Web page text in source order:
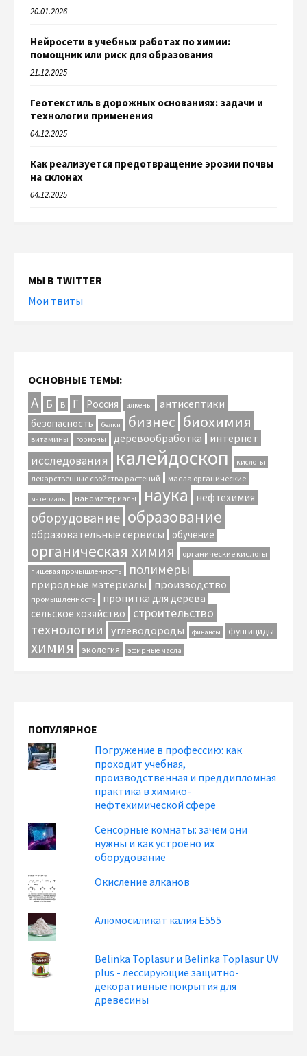
20.01.2026
Нейросети в учебных работах по химии:
помощник или риск для образования
21.12.2025
Геотекстиль в дорожных основаниях: задачи и
технологии применения
04.12.2025
Как реализуется предотвращение эрозии почвы
на склонах
04.12.2025
МЫ В TWITTER
Мои твиты
ОСНОВНЫЕ ТЕМЫ:
А Б В Г Россия алкены антисептики
безопасность белки бизнес биохимия
витамины гормоны деревообработка интернет
исследования калейдоскоп кислоты
лекарственные свойства растений масла органические
материалы наноматериалы наука нефтехимия
оборудование образование
образовательные сервисы обучение
органическая химия органические кислоты
пищевая промышленность полимеры
природные материалы производство
промышленность
пропитка для дерева
сельское хозяйство
строительство
технологии углеводороды финансы фунгициды
химия экология эфирные масла
ПОПУЛЯРНОЕ
Погружение в профессию: как
проходит учебная,
производственная и преддипломная
практика в химико-
нефтехимической сфере
Сенсорные комнаты: зачем они
нужны и как устроено их
оборудование
Окисление алканов
Алюмосиликат калия Е555
Belinka Toplasur и Belinka Toplasur UV
plus - лессирующие защитно-
декоративные покрытия для
древесины